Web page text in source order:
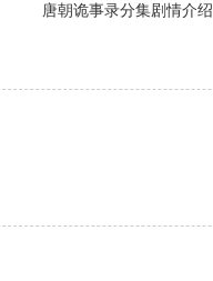
唐朝诡事录分集剧情介绍